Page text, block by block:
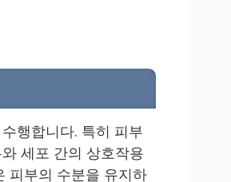
행합니다. 특히 피부
세포 간의 상호작용
피부의 수분을 유지하